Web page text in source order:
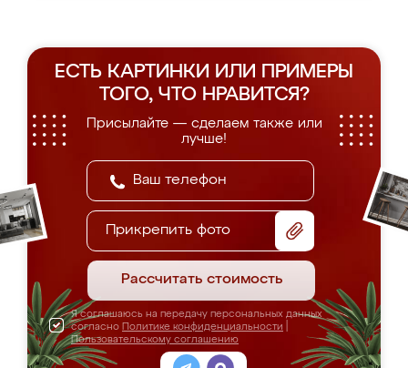
ЕСТЬ КАРТИНКИ ИЛИ ПРИМЕРЫ
ТОГО, ЧТО НРАВИТСЯ?
Присылайте — сделаем также или
лучше!
Прикрепить фото
Рассчитать стоимость
Я соглашаюсь на передачу персональных данных
согласно Политике конфиденциальности
Пользовательскому соглашению